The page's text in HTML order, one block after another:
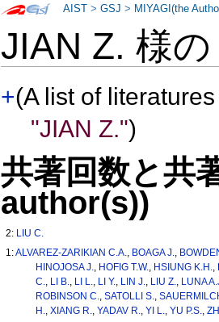
JIAN Z. 様
+(A list of
"JIAN Z.")
共著回数と共
author(s))
2: LIU C.
1:ALVAREZ-ZARIKIAN C.A., BOAGA J.,
HINOJOSA J., HOFIG T.W., HSIUNG K.H.,
C., LI B., LI L., LI Y., LIN J., LIU Z., LUNA
ROBINSON C., SATOLLI S.,
H., XIANG R., YADAV R., YI L., YU P.S.,
AIST >GSJ > MIYAGI(the